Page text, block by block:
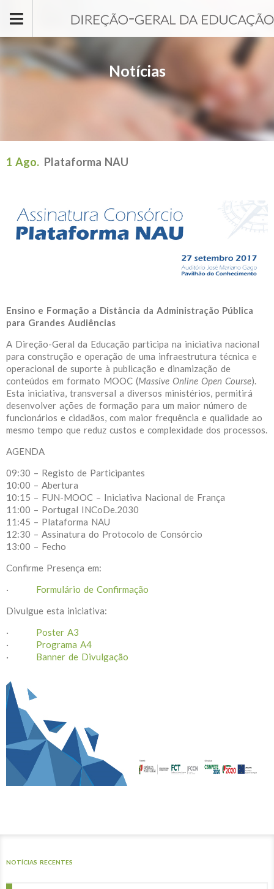
Notícias
1 Ago. Plataforma NAU
Ensino e Formação a Distância da Administração Pública
para Grandes Audiências
A Direção-Geral da Educação participa na iniciativa nacional
para construção e operação de uma infraestrutura técnica e
operacional de suporte à publicação e dinamização de
conteúdos em formato MOOC (Massive Online Open Course).
Esta iniciativa, transversal a diversos ministérios, permitirá
desenvolver ações de formação para um maior número de
funcionários e cidadãos, com maior frequência e qualidade ao
mesmo tempo que reduz custos e complexidade dos processos.
AGENDA
09:30 – Registo de Participantes
10:00 – Abertura
10:15 – FUN-MOOC – Iniciativa Nacional de França
11:00 – Portugal INCoDe.2030
11:45 – Plataforma NAU
12:30 – Assinatura do Protocolo de Consórcio
13:00 – Fecho
Confirme Presença em:
· Formulário de Confirmação
Divulgue esta iniciativa:
· Poster A3
· Programa A4
· Banner de Divulgação
NOTÍCIAS RECENTES